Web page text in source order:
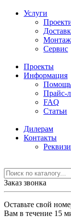
Услуги
Монтаж
Сервис
Проекты
Информация
Прайс-
FAQ
Статьи
Дилерам
Контакты
Заказ звонка
Оставьте свой
Вам в течение 15